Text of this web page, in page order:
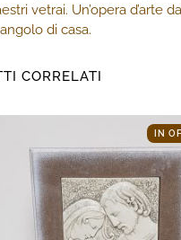
vetrai. Un’opera d’arte
di casa.
CORRELATI
IN